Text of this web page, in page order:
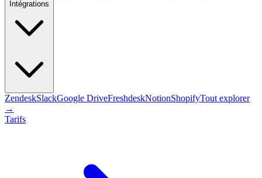
Intégrations
ZendeskSlackGoogle DriveFreshdeskNotionShopifyTout explorer
→
Tarifs